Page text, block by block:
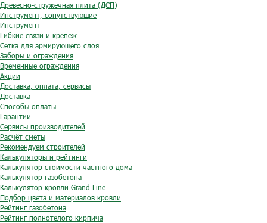
Древесно-стружечная плита (ДСП)
Инструмент, сопутствующие
Инструмент
Гибкие связи и крепеж
Сетка для армирующего слоя
Заборы и ограждения
Временные ограждения
Акции
Доставка, оплата, сервисы
Доставка
Способы оплаты
Гарантии
Сервисы производителей
Расчёт сметы
Рекомендуем строителей
Калькуляторы и рейтинги
Калькулятор стоимости частного дома
Калькулятор газобетона
Калькулятор кровли Grand Line
Подбор цвета и материалов кровли
Рейтинг газобетона
Рейтинг полнотелого кирпича